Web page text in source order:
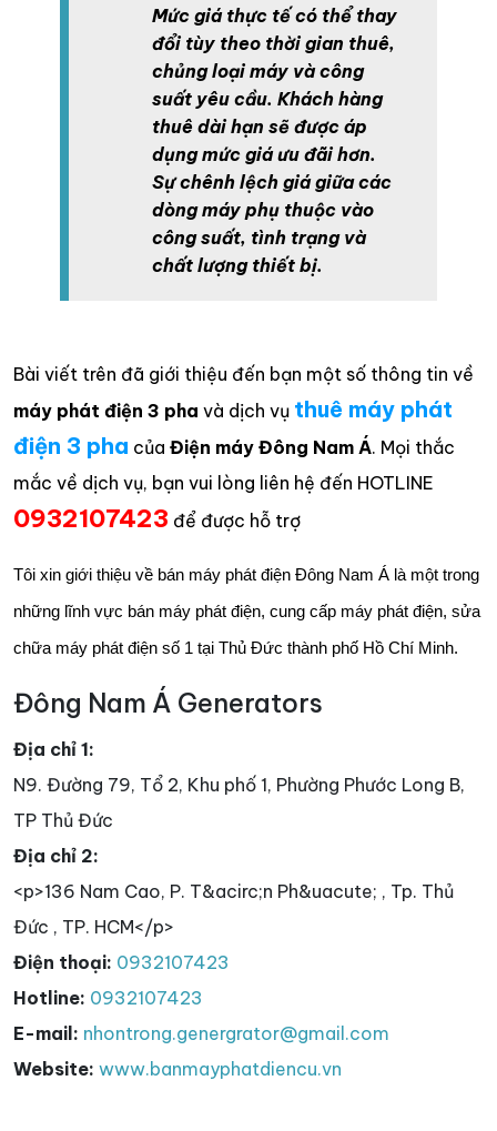
Mức giá thực tế có thể thay
đổi tùy theo thời gian thuê,
chủng loại máy và công
suất yêu cầu. Khách hàng
thuê dài hạn sẽ được áp
dụng mức giá ưu đãi hơn.
Sự chênh lệch giá giữa các
dòng máy phụ thuộc vào
công suất, tình trạng và
chất lượng thiết bị.
Bài viết trên đã giới thiệu đến bạn một số thông tin về
máy phát điện 3 pha và dịch vụ thuê máy phát
điện 3 pha của Điện máy Đông Nam Á. Mọi thắc
mắc về dịch vụ, bạn vui lòng liên hệ đến HOTLINE
0932107423 để được hỗ trợ
Tôi xin giới thiệu về bán máy phát điện Đông Nam Á là một trong
những lĩnh vực bán máy phát điện, cung cấp máy phát điện, sửa
chữa máy phát điện số 1 tại Thủ Đức thành phố Hồ Chí Minh.
Đông Nam Á Generators
Địa chỉ 1:
N9. Đường 79, Tổ 2, Khu phố 1, Phường Phước Long B,
TP Thủ Đức
Địa chỉ 2:
<p>136 Nam Cao, P. T&acirc;n Ph&uacute; , Tp. Thủ
Đức , TP. HCM</p>
Điện thoại: 0932107423
Hotline: 0932107423
E-mail: nhontrong.genergrator@gmail.com
Website: www.banmayphatdiencu.vn